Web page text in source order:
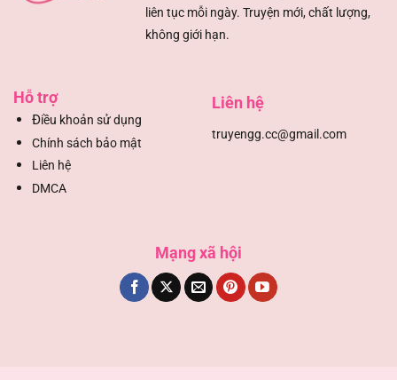
Chapter 23
Chapter 22
liên tục mỗi ngày. Truyện mới, chất lượng,
không giới hạn.
Hỗ trợ
Điều khoản sử dụng
Chính sách bảo mật
Liên hệ
DMCA
Liên hệ
truyengg.cc@gmail.com
Mạng xã hội